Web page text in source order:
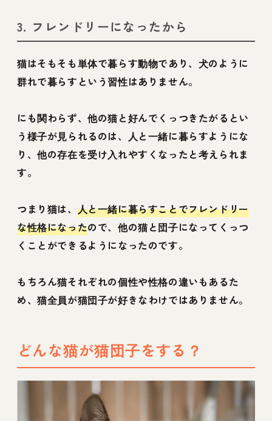
3. フレンドリーになったから
猫はそもそも単体で暮らす動物であり、犬のように
群れで暮らすという習性はありません。
にも関わらず、他の猫と好んでくっつきたがるとい
う様子が見られるのは、人と一緒に暮らすようにな
り、他の存在を受け入れやすくなったと考えられま
す。
つまり猫は、 人と一緒に暮らすことでフレンドリー
な性格になったので、他の猫と団子になってくっつ
くことができるようになったのです。
もちろん猫それぞれの個性や性格の違いもあるた
め、猫全員が猫団子が好きなわけではありません。
どんな猫が猫団子をする？